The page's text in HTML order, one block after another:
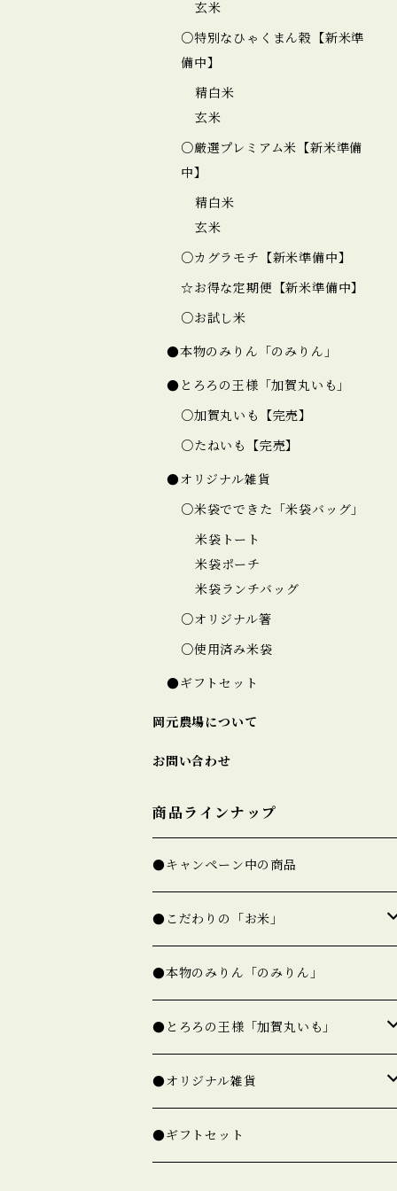
玄米
○特別なひゃくまん穀【新米準
備中】
精白米
玄米
○厳選プレミアム米【新米準備
中】
精白米
玄米
○カグラモチ【新米準備中】
☆お得な定期便【新米準備中】
○お試し米
●本物のみりん「のみりん」
●とろろの王様「加賀丸いも」
○加賀丸いも【完売】
○たねいも【完売】
●オリジナル雑貨
○米袋でできた「米袋バッグ」
米袋トート
米袋ポーチ
米袋ランチバッグ
○オリジナル箸
○使用済み米袋
●ギフトセット
岡元農場について
お問い合わせ
商品ラインナップ
●キャンペーン中の商品
●こだわりの「お米」
★精白米（一覧）
★玄米（一覧）
○ゆめみづほ【新米予約】
精白米
○コシヒカリ【新米準備中】
●本物のみりん「のみりん」
●とろろの王様「加賀丸いも」
○加賀丸いも【完売】
○たねいも【完売】
●オリジナル雑貨
○米袋でできた「米袋バッグ」
●ギフトセット